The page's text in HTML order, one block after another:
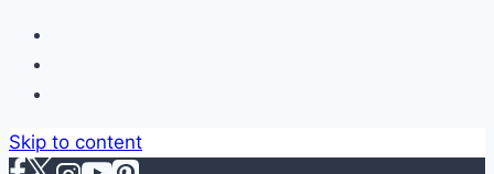
Skip to content